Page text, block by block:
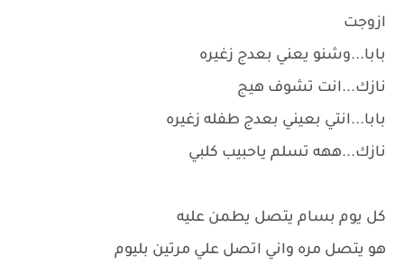
ازوجت
بابا...وشنو يعني بعدج زغيره
نازك...انت تشوف هيج
بابا...انتي بعيني بعدج طفله زغيره
نازك...ههه تسلم ياحبيب كلبي
كل يوم بسام يتصل يطمن عليه
هو يتصل مره واني اتصل علي مرتين بليوم